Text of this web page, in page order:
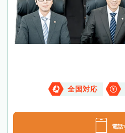
全国対応
電話